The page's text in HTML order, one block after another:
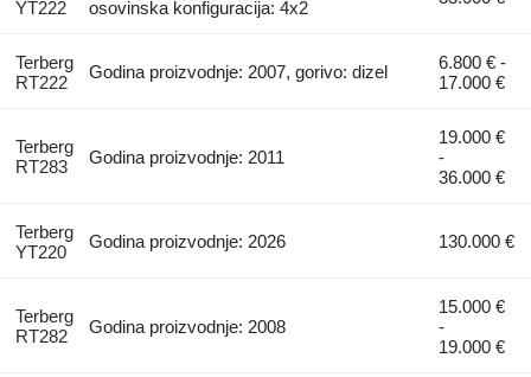
YT222
osovinska konfiguracija: 4x2
Terberg
RT222
Godina proizvodnje: 2007, gorivo: dizel
6.800 € -
17.000 €
Terberg
RT283
Godina proizvodnje: 2011
19.000 €
-
36.000 €
Terberg
YT220
Godina proizvodnje: 2026 130.000 €
Terberg
RT282
Godina proizvodnje: 2008
15.000 €
-
19.000 €